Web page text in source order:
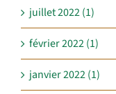
juillet 2022 (1)
février 2022 (1)
janvier 2022 (1)